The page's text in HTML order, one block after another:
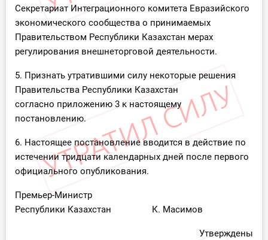
Секретариат Интеграционного комитета Евразийского
экономического сообщества о принимаемых
Правительством Республики Казахстан мерах
регулирования внешнеторговой деятельности.
5. Признать утратившими силу некоторые решения
Правительства Республики Казахстан
согласно приложению 3 к настоящему
постановлению.
6. Настоящее постановление вводится в действие по
истечении тридцати календарных дней после первого
официального опубликования.
Премьер-Министр
Республики Казахстан К. Масимов
Утверждены